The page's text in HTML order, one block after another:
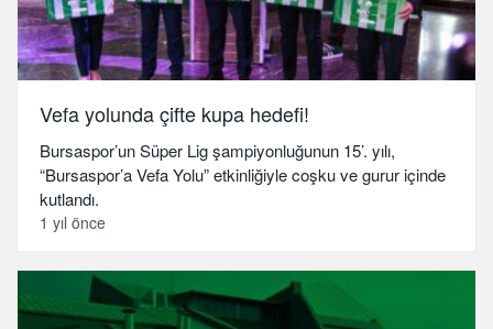
Vefa yolunda çifte kupa hedefi!
Bursaspor’un Süper Lig şampiyonluğunun 15’. yılı,
“Bursaspor’a Vefa Yolu” etkinliğiyle coşku ve gurur içinde
kutlandı.
1 yıl önce